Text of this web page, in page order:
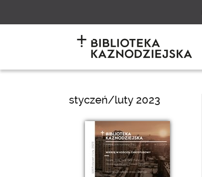
styczeń/luty 2023